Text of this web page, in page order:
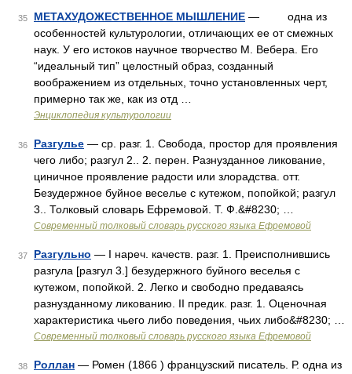
35 МЕТАХУДОЖЕСТВЕННОЕ МЫШЛЕНИЕ — одна из
особенностей культурологии, отличающих ее от смежных
наук. У его истоков научное творчество М. Вебера. Его
“идеальный тип” целостный образ, созданный
воображением из отдельных, точно установленных черт,
примерно так же, как из отд …
Энциклопедия культурологии
36 Разгулье — ср. разг. 1. Свобода, простор для проявления
чего либо; разгул 2.. 2. перен. Разнузданное ликование,
циничное проявление радости или злорадства. отт.
Безудержное буйное веселье с кутежом, попойкой; разгул
3.. Толковый словарь Ефремовой. Т. Ф.&#8230; …
Современный толковый словарь русского языка Ефремовой
37 Разгульно — I нареч. качеств. разг. 1. Преисполнившись
разгула [разгул 3.] безудержного буйного веселья с
кутежом, попойкой. 2. Легко и свободно предаваясь
разнузданному ликованию. II предик. разг. 1. Оценочная
характеристика чьего либо поведения, чьих либо&#8230; …
Современный толковый словарь русского языка Ефремовой
38 Роллан — Ромен (1866 ) французский писатель. Р. одна из